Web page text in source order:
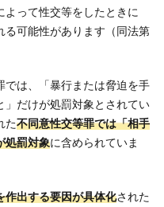
って性交等をしたときに
る可能性があります（同法第
では、「暴行または脅迫を手
」だけが処罰対象とされてい
た不同意性交等罪では「相手
処罰対象に含められていま
作出する要因が具体化された